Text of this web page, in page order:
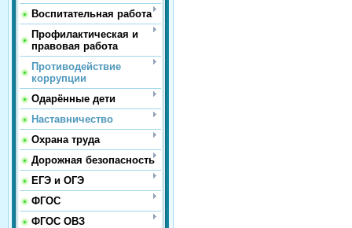
Воспитательная работа
Профилактическая и
правовая работа
Противодействие
коррупции
Одарённые дети
Наставничество
Охрана труда
Дорожная безопасность
ЕГЭ и ОГЭ
ФГОС
ФГОС ОВЗ